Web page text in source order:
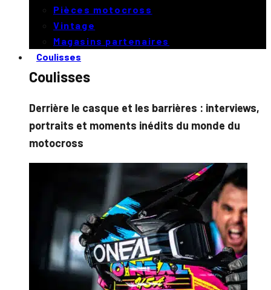
Pièces motocross
Vintage
Magasins partenaires
Coulisses
Coulisses
Derrière le casque et les barrières : interviews,
portraits et moments inédits du monde du
motocross